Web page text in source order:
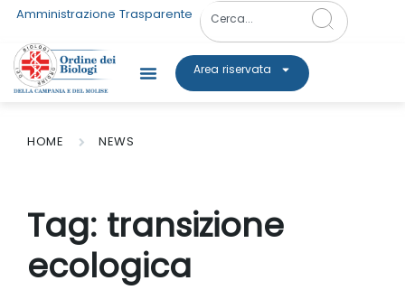
Amministrazione Trasparente
Area riservata
HOME NEWS
Tag: transizione
ecologica